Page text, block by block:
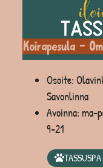
Osoite:
Savonlinna
Avoinna: ma-
9-21